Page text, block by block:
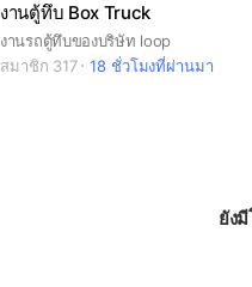
งานตู้ทึบ Box Truck
งานรถตู้ทึบของบริษัท loop
สมาชิก 317
18 ชั่วโมงที่ผ่านมา
ยัง